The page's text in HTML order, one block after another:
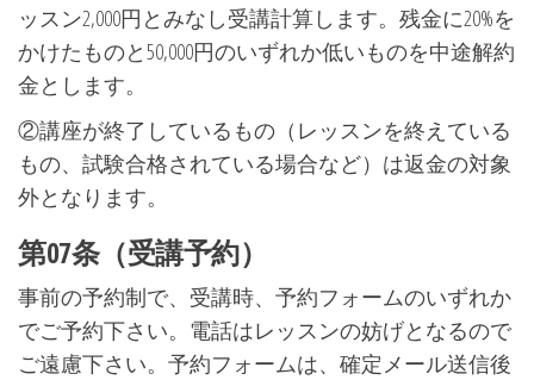
ッスン2,000円とみなし受講計算します。残金に20%を
かけたものと50,000円のいずれか低いものを中途解約
金とします。
②講座が終了しているもの（レッスンを終えている
もの、試験合格されている場合など）は返金の対象
外となります。
第07条（受講予約）
事前の予約制で、受講時、予約フォームのいずれか
でご予約下さい。電話はレッスンの妨げとなるので
ご遠慮下さい。予約フォームは、確定メール送信後